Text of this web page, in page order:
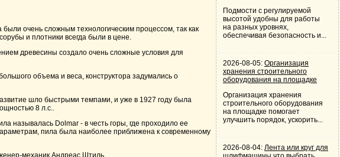
очень сложным технологическим процессом, так как
и плотники всегда были в цене.
древесины создало очень сложные условия для
объема и веса, конструктора задумались о
шло быстрыми темпами, и уже в 1927 году была
8 л.с..
называлась Dolmar - в честь горы, где проходило ее
пила была наиболее приближена к современному
механик Андреас Штиль.
Подмости с регулируемой
высотой удобны для работы
на разных уровнях,
обеспечивая безопасность и...
2026-08-05: Организация
хранения строительного
оборудования на площадке
Организация хранения
строительного оборудования
на площадке помогает
улучшить порядок, ускорить...
2026-08-04: Лента или круг для